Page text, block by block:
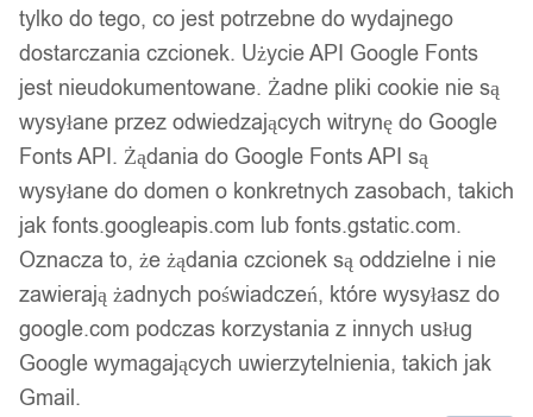
Gwarancja producenta
Wsparcie w zakupie
Podobne produkty
Produkty, które mogą Cię zainteresować
tylko do tego, co jest potrzebne do wydajnego
dostarczania czcionek. Użycie API Google Fonts
jest nieudokumentowane. Żadne pliki cookie nie są
wysyłane przez odwiedzających witrynę do Google
Fonts API. Żądania do Google Fonts API są
wysyłane do domen o konkretnych zasobach, takich
jak fonts.googleapis.com lub fonts.gstatic.com.
Oznacza to, że żądania czcionek są oddzielne i nie
zawierają żadnych poświadczeń, które wysyłasz do
google.com podczas korzystania z innych usług
Google wymagających uwierzytelnienia, takich jak
Gmail.